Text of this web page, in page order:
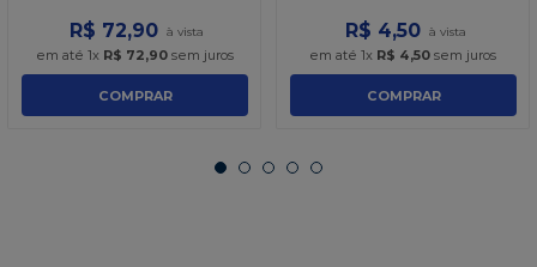
R$ 72,90
em até 1x R$ 72,90sem juros
COMPRAR
R$ 4,50
em até 1x R$ 4,50 sem juros
COMPRAR